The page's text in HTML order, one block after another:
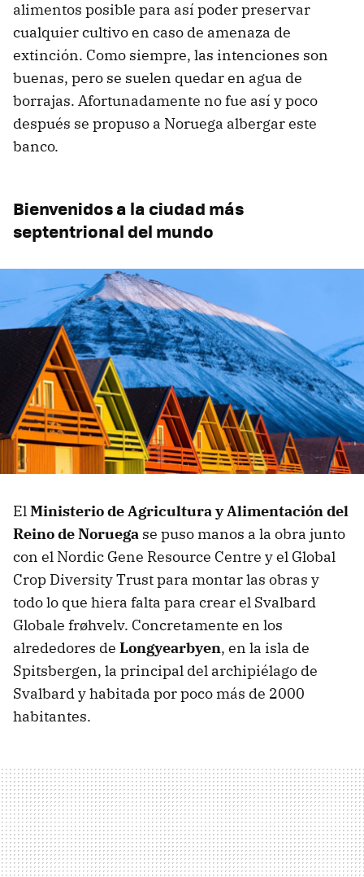
alimentos posible para así poder preservar
cualquier cultivo en caso de amenaza de
extinción. Como siempre, las intenciones son
buenas, pero se suelen quedar en agua de
borrajas. Afortunadamente no fue así y poco
después se propuso a Noruega albergar este
banco.
Bienvenidos a la ciudad más
septentrional del mundo
ElMinisterio de Agricultura y Alimentación del
Reino de Noruega se puso manos a la obra junto
con el Nordic Gene Resource Centre y el Global
Crop Diversity Trust para montar las obras y
todo lo que hiera falta para crear el Svalbard
Globale frøhvelv. Concretamente en los
alrededores de Longyearbyen, en la isla de
Spitsbergen, la principal del archipiélago de
Svalbard y habitada por poco más de 2000
habitantes.